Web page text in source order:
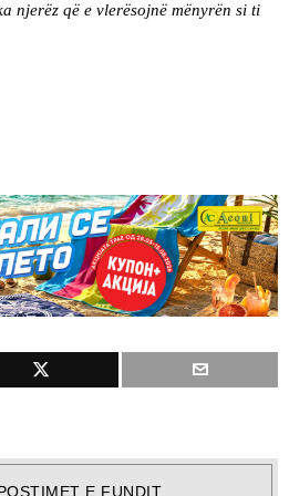
njerëz që e vlerësojnë mënyrën si ti
E FUNDIT